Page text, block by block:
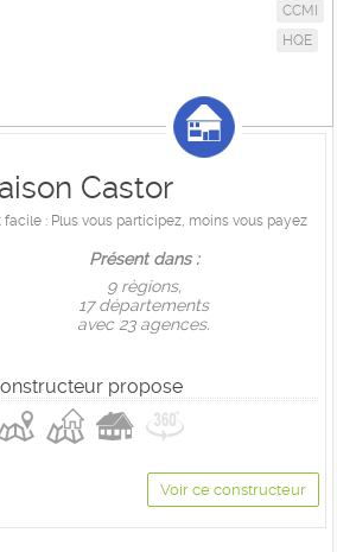
CCMI
HQE
Castor
facile : Plus vous participez, moins vous payez
Présent dans :
9 règions,
17 départements
avec 23 agences.
propose
Voir ce constructeur